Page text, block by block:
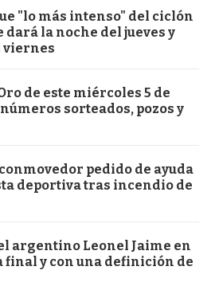
"lo más intenso" del ciclón
la noche del jueves y
viernes
de este miércoles 5 de
números sorteados, pozos y
pedido de ayuda
deportiva tras incendio de
argentino Leonel Jaime en
final y con una definición de